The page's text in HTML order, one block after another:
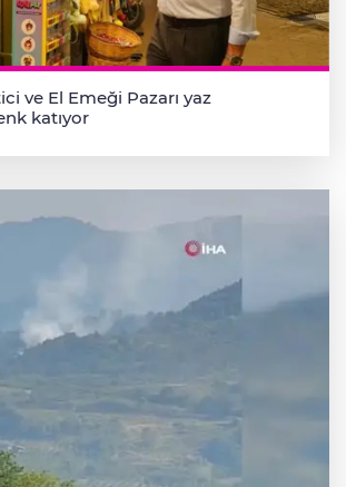
ve El Emeği Pazarı yaz
katıyor